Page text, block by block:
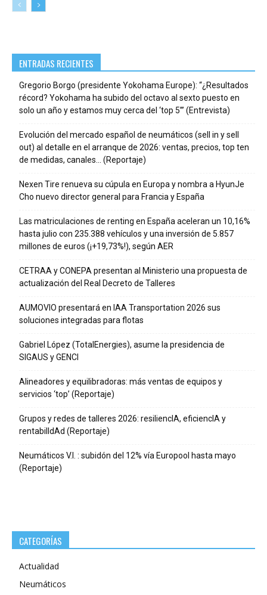
ENTRADAS RECIENTES
Gregorio Borgo (presidente Yokohama Europe): “¿Resultados
récord? Yokohama ha subido del octavo al sexto puesto en
solo un año y estamos muy cerca del ‘top 5’” (Entrevista)
Evolución del mercado español de neumáticos (sell in y sell
out) al detalle en el arranque de 2026: ventas, precios, top ten
de medidas, canales… (Reportaje)
Nexen Tire renueva su cúpula en Europa y nombra a HyunJe
Cho nuevo director general para Francia y España
Las matriculaciones de renting en España aceleran un 10,16%
hasta julio con 235.388 vehículos y una inversión de 5.857
millones de euros (¡+19,73%!), según AER
CETRAA y CONEPA presentan al Ministerio una propuesta de
actualización del Real Decreto de Talleres
AUMOVIO presentará en IAA Transportation 2026 sus
soluciones integradas para flotas
Gabriel López (TotalEnergies), asume la presidencia de
SIGAUS y GENCI
Alineadores y equilibradoras: más ventas de equipos y
servicios ‘top’ (Reportaje)
Grupos y redes de talleres 2026: resiliencIA, eficiencIA y
rentabilIdAd (Reportaje)
Neumáticos V.I. : subidón del 12% vía Europool hasta mayo
(Reportaje)
CATEGORÍAS
Actualidad
Neumáticos